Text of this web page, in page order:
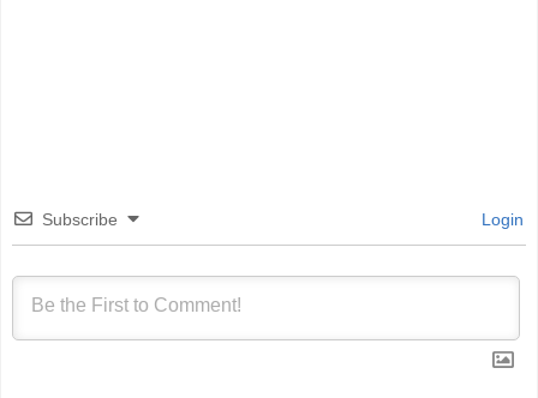
Subscribe Login